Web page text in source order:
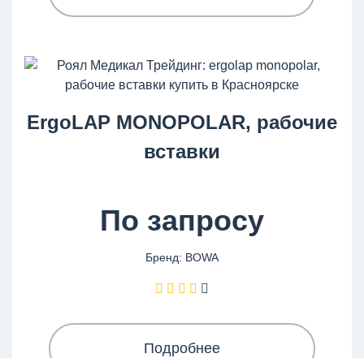
ErgoLAP MONOPOLAR, рабочие
вставки
По запросу
Бренд: BOWA
Подробнее